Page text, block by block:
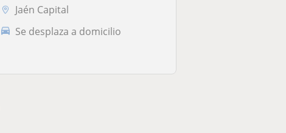
Jaén Capital
Se desplaza a domicilio